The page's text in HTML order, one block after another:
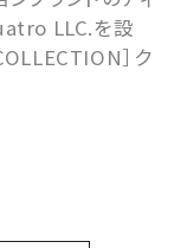
LLC.を設
］ク